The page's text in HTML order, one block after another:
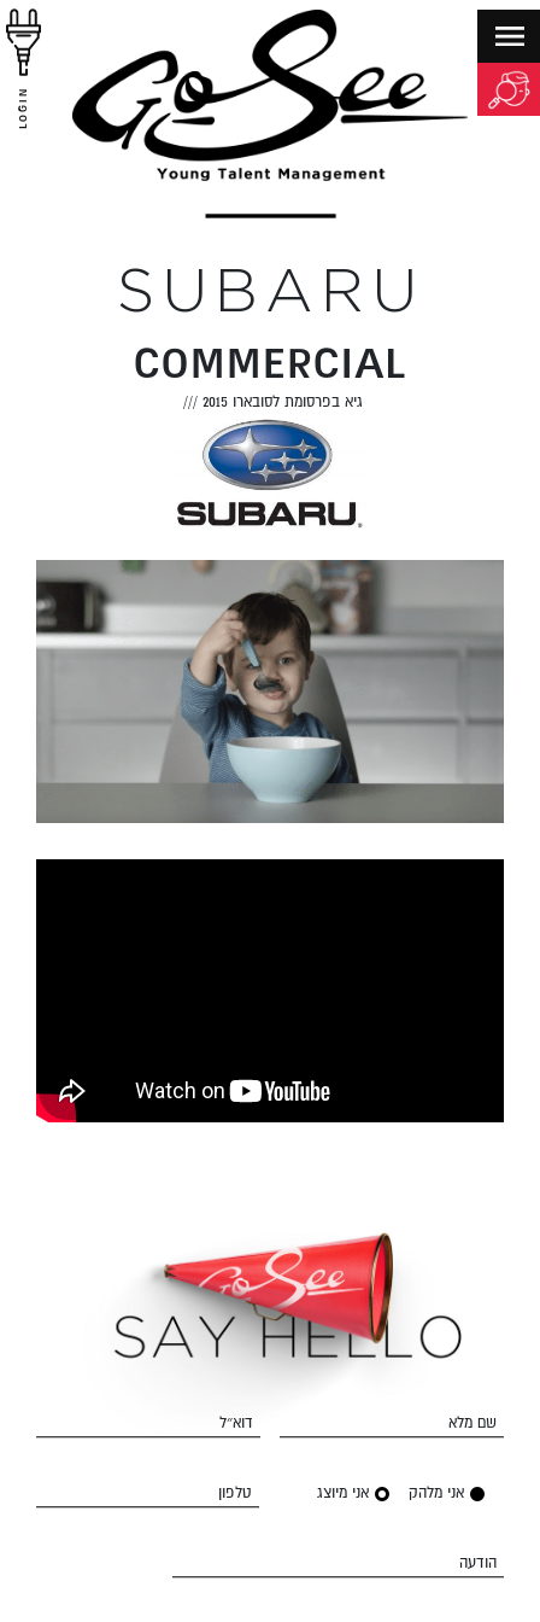
LOGIN
SUBARU
COMMERCIAL
גיא בפרסומת לסובארו 2015 ///
שם מלא דוא״ל
אני מלהק אני מיוצג טלפון
הודעה